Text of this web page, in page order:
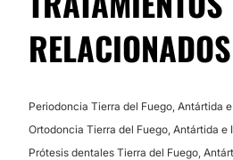
RELACIONADOS
Periodoncia Tierra del Fuego, Antártida
Ortodoncia Tierra del Fuego, Antártida e
Prótesis dentales Tierra del Fuego,